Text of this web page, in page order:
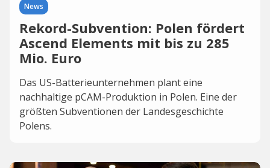
News
Rekord-Subvention: Polen fördert
Ascend Elements mit bis zu 285
Mio. Euro
Das US-Batterieunternehmen plant eine
nachhaltige pCAM-Produktion in Polen. Eine der
größten Subventionen der Landesgeschichte
Polens.